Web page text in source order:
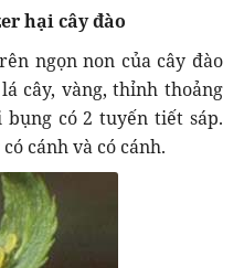
hại cây đào
ngọn non của cây đào
cây, vàng, thỉnh thoảng
có 2 tuyến tiết sáp.
cánh và có cánh.